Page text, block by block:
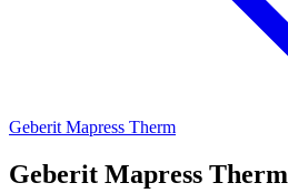
Geberit Mapress Therm
Geberit Mapress Therm